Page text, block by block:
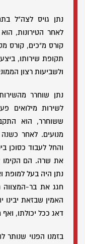
לאחר הטירונות,
קורס מ"כים, קורס
תקופת שירותו,
ולשביעות רצון
לשירות מילואים
ששוחרר, הוא
מנועים. לאחר
והחל לעבוד כסוכן
את שרה. הם הקימו
נתן היה בעל למופת
חגג את בר-המצווה
האמין שבזאת יבינו
דאג ככל יכולתו, ואף
בזמנו הפנוי